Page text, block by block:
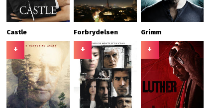
Castle Forbrydelsen Grimm
+ + +